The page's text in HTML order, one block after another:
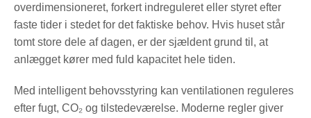
overdimensioneret, forkert indreguleret eller styret efter
faste tider i stedet for det faktiske behov. Hvis huset står
tomt store dele af dagen, er der sjældent grund til, at
anlægget kører med fuld kapacitet hele tiden.
Med intelligent behovsstyring kan ventilationen reguleres
efter fugt, CO₂ og tilstedeværelse. Moderne regler giver